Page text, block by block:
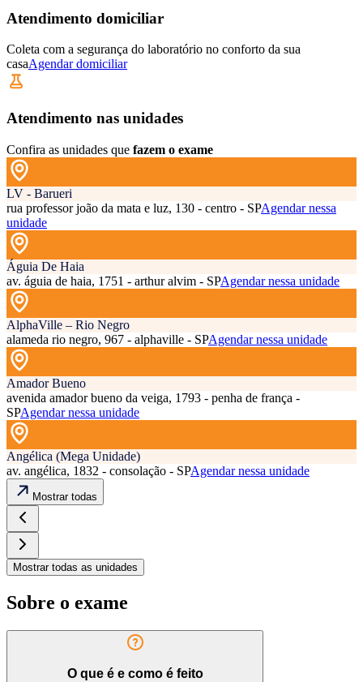
Atendimento domiciliar
Coleta com a segurança do laboratório no conforto da sua
casaAgendar domiciliar
Atendimento nas unidades
Confira as unidades que fazem o exame
LV - Barueri
rua professor joão da mata e luz, 130 - centro - SPAgendar nessa
unidade
Águia De Haia
av. águia de haia, 1751 - arthur alvim - SPAgendar nessa unidade
AlphaVille – Rio Negro
alameda rio negro, 967 - alphaville - SPAgendar nessa unidade
Amador Bueno
avenida amador bueno da veiga, 1793 - penha de frança -
SPAgendar nessa unidade
Angélica (Mega Unidade)
av. angélica, 1832 - consolação - SPAgendar nessa unidade
Mostrar todas
Mostrar todas as unidades
Sobre o exame
O que é e como é feito